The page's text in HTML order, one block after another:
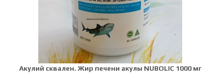
Акулий сквален. Жир печени акулы NUBOLIC 1000 мг